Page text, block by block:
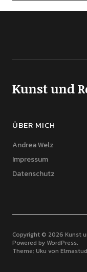
Kunst und
ÜBER MICH
Andrea Welz
Impressum
Datenschutz
Copyright © 2026 Kunst
Powered by WordPress
Theme: Uku von